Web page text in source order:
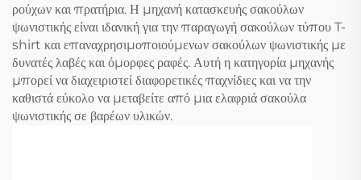
ρούχων και πρατήρια. Η μηχανή κατασκευής σακούλων
ψωνιστικής είναι ιδανική για την παραγωγή σακούλων τύπου T-
shirt και επαναχρησιμοποιούμενων σακούλων ψωνιστικής με
δυνατές λαβές και όμορφες ραφές. Αυτή η κατηγορία μηχανής
μπορεί να διαχειριστεί διαφορετικές παχνίδιες και να την
καθιστά εύκολο να μεταβείτε από μια ελαφριά σακούλα
ψωνιστικής σε βαρέων υλικών.